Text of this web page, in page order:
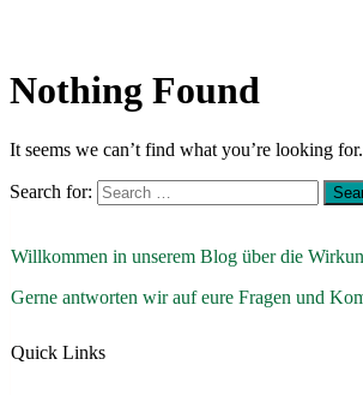
Nothing Found
It seems we can’t find what you’re looking
Search for:
Willkommen in unserem Blog über die
Gerne antworten wir auf eure Fragen und
Quick Links